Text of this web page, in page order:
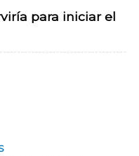
para iniciar el